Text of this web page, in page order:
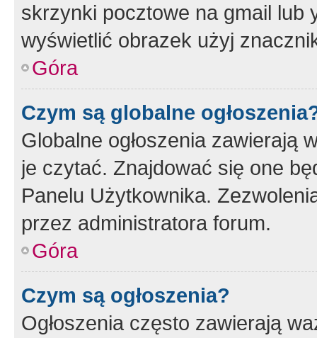
skrzynki pocztowe na gmail lub
wyświetlić obrazek użyj
Góra
Czym są globalne
Globalne ogłoszenia zawierają
je czytać. Znajdować się one
Panelu Użytkownika.
przez administratora forum.
Góra
Czym są ogłoszenia?
Ogłoszenia często zawierają